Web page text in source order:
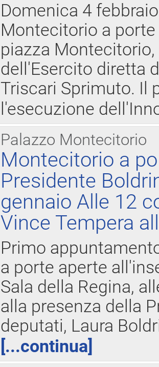
Domenica 4
Montecitorio a
piazza
dell'Esercito diretta
Triscari Sprimuto. Il
l'esecuzione
Palazzo Montecitorio
Montecitorio a
Presidente
gennaio Alle 12
Vince Tempera
Primo
a porte aperte
Sala della Regina,
alla presenza della
deputati, Laura
[...continua]